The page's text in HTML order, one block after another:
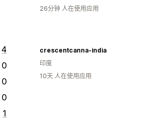
4
0
0
0
1
26分钟 人在使用应用
crescentcanna-india
印度
10天 人在使用应用